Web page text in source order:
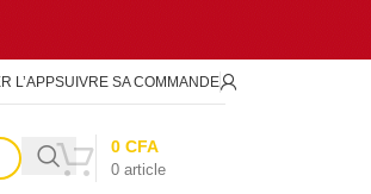
L’APPSUIVRE SA COMMANDE
0 article
0 CFA